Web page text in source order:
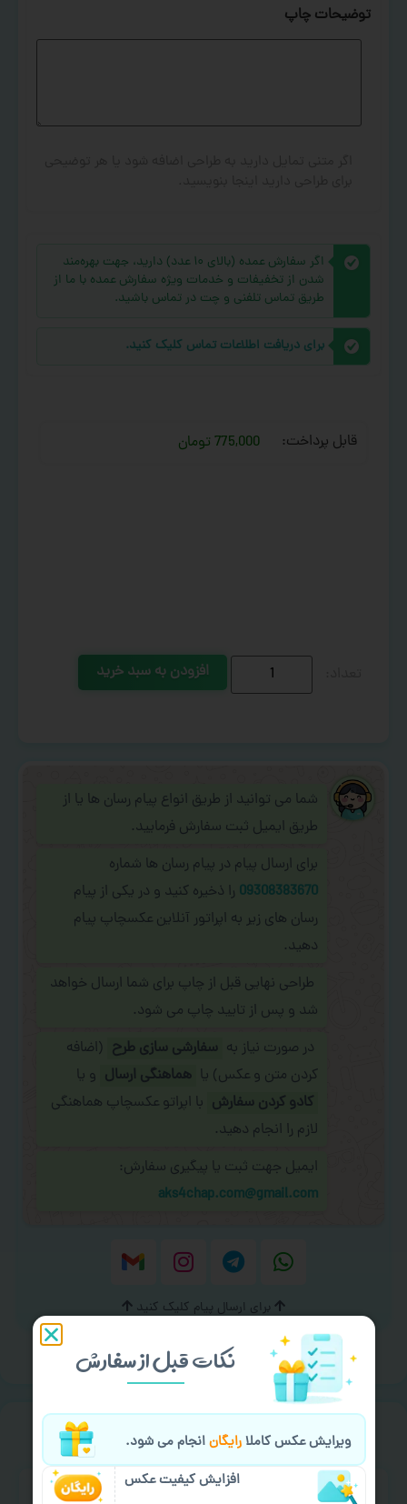
توضیحات چاپ
اگر سفارش عمده (بالای ۱۰ عدد) دارید، جهت بهره‌مند
شدن از تخفیفات و خدمات ویژه سفارش عمده با ما از
طریق تماس تلفنی و چت در تماس باشید.
برای دریافت اطلاعات تماس کلیک کنید.
قابل پرداخت: 775,000 تومان
افزودن به سبد خرید
شما می توانید از طریق انواع پیام رسان ها یا از
طریق ایمیل ثبت سفارش فرمایید.
برای ارسال پیام در پیام رسان ها شماره
09308383670 را ذخیره کنید و در یکی از پیام
رسان های زیر به اپراتور آنلاین عکسچاپ پیام
دهید.
طراحی نهایی قبل از چاپ برای شما ارسال خواهد
شد و پس از تایید چاپ می شود.
در صورت نیاز به سفارشی سازی طرح (اضافه
کردن متن و عکس) یا هماهنگی ارسال و یا
کادو کردن سفارش با اپراتو عکسچاپ هماهنگی
لازم را انجام دهید.
ایمیل جهت ثبت یا پیگیری سفارش:
aks4chap.com@gmail.com
برای ارسال پیام کلیک کنید
خیالت راحت ازسفارش گیری
نکات قبل از سفارش
ویرایش عکس کاملارایگانانجام می شود.
افزایش کیفیت عکس